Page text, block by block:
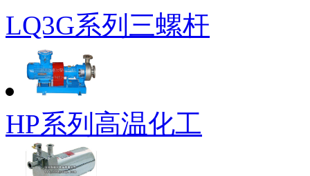
LQ3G系列三螺杆
HP系列高温化工